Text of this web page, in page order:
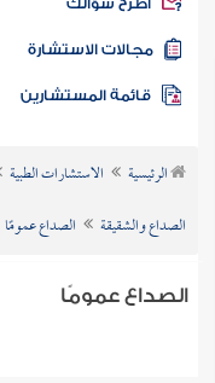
سؤالك
الاستشارة
الرئيسية الاستشارات الطبية
الصداع والشقيقة
الصداع عمومًا
الصداع عمومًا